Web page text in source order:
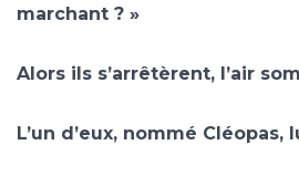
marchant ? »
Alors ils s’arrêtèrent, l’air
L’un d’eux, nommé Cléopas,